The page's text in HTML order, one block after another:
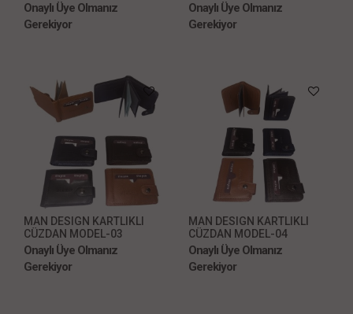
Onaylı Üye Olmanız
Gerekiyor
Onaylı Üye Olmanız
Gerekiyor
MAN DESIGN KARTLIKLI
CÜZDAN MODEL-03
Onaylı Üye Olmanız
Gerekiyor
MAN DESIGN KARTLIKLI
CÜZDAN MODEL-04
Onaylı Üye Olmanız
Gerekiyor